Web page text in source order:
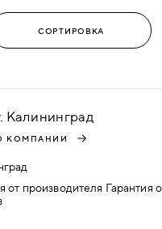
Калининград
КОМПАНИИ
от производителя Гарантия